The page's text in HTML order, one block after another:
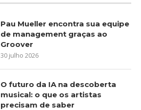
Pau Mueller encontra sua equipe
de management graças ao
Groover
30 julho 2026
O futuro da IA na descoberta
musical: o que os artistas
precisam de saber